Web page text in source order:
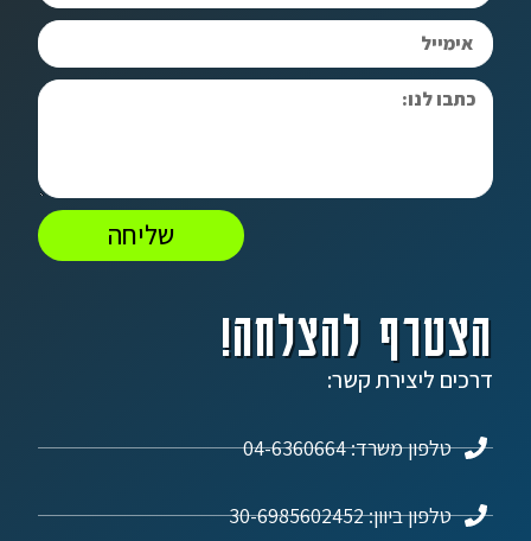
הצטרף להצלחה!
דרכים ליצירת קשר:
טלפון משרד: 04-6360664
טלפון ביוון: 30-6985602452
שליחה